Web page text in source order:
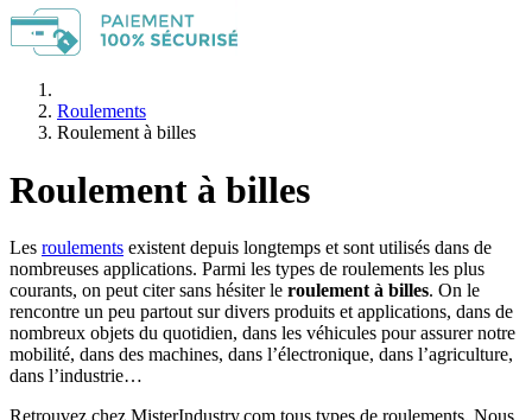
Roulements
Roulement à billes
Roulement à billes
Les roulements existent depuis longtemps et sont utilisés dans de
nombreuses applications. Parmi les types de roulements les plus
courants, on peut citer sans hésiter le roulement à billes. On le
rencontre un peu partout sur divers produits et applications, dans de
nombreux objets du quotidien, dans les véhicules pour assurer notre
mobilité, dans des machines, dans l’électronique, dans l’agriculture,
dans l’industrie…